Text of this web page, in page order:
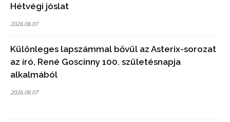
Hétvégi jóslat
2026.08.07
Különleges lapszámmal bővül az Asterix-sorozat
az író, René Goscinny 100. születésnapja
alkalmából
2026.08.07